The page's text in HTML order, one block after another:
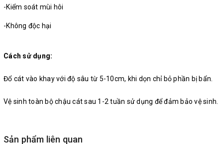
-Kiểm soát mùi hôi
-Không độc hại
Cách sử dụng:
Đổ cát vào khay với độ sâu từ 5-10cm, khi dọn chỉ bỏ phần bị bẩn.
Vệ sinh toàn bộ chậu cát sau 1-2 tuần sử dụng để đảm bảo vệ sinh.
Sản phẩm liên quan